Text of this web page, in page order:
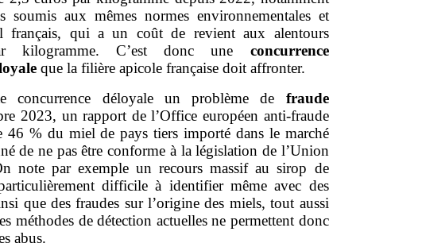
soumis aux mêmes normes environnementales et
français, qui a un coût de revient aux alentours
kilogramme. C’est donc une concurrence
que la filière apicole française doit affronter.
concurrence déloyale un problème de fraude
2023, un rapport de l’Office européen anti-fraude
% du miel de pays tiers importé dans le marché
de ne pas être conforme à la législation de l’Union
note par exemple un recours massif au sirop de
difficile à identifier même avec des
que des fraudes sur l’origine des miels, tout aussi
méthodes de détection actuelles ne permettent donc
abus.